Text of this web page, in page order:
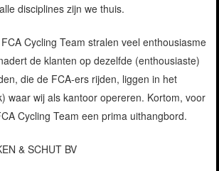
disciplines zijn we thuis.
Cycling Team stralen veel enthousiasme
de klanten op dezelfde (enthousiaste)
die de FCA-ers rijden, liggen in het
waar wij als kantoor opereren. Kortom, voor
Cycling Team een prima uithangbord.
& SCHUT BV